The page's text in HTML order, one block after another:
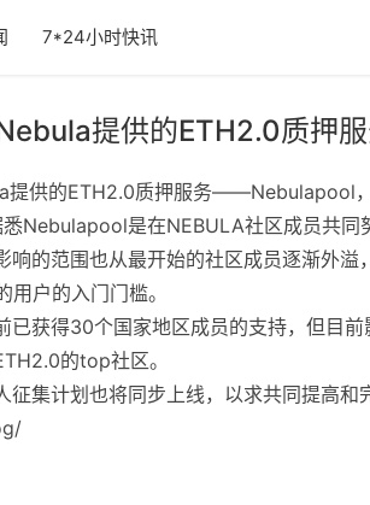
7*24小时快讯
提供的ETH2.0质押服
提供的ETH2.0质押服务——Nebulapool
Nebulapool是在NEBULA社区成员共
的范围也从最开始的社区成员逐渐外
户的入门门槛。
获得30个国家地区成员的支持，但目
的top社区。
集计划也将同步上线，以求共同提高和